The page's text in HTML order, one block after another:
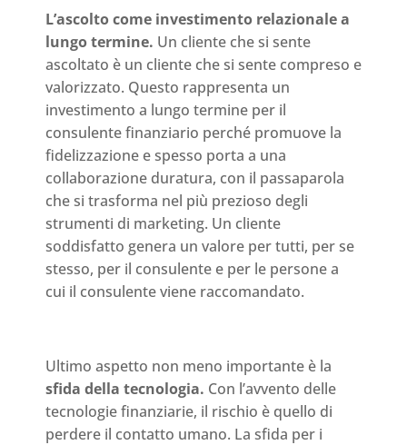
L’ascolto come investimento relazionale a
lungo termine. Un cliente che si sente
ascoltato è un cliente che si sente compreso e
valorizzato. Questo rappresenta un
investimento a lungo termine per il
consulente finanziario perché promuove la
fidelizzazione e spesso porta a una
collaborazione duratura, con il passaparola
che si trasforma nel più prezioso degli
strumenti di marketing. Un cliente
soddisfatto genera un valore per tutti, per se
stesso, per il consulente e per le persone a
cui il consulente viene raccomandato.
Ultimo aspetto non meno importante è la
sfida della tecnologia. Con l’avvento delle
tecnologie finanziarie, il rischio è quello di
perdere il contatto umano. La sfida per i